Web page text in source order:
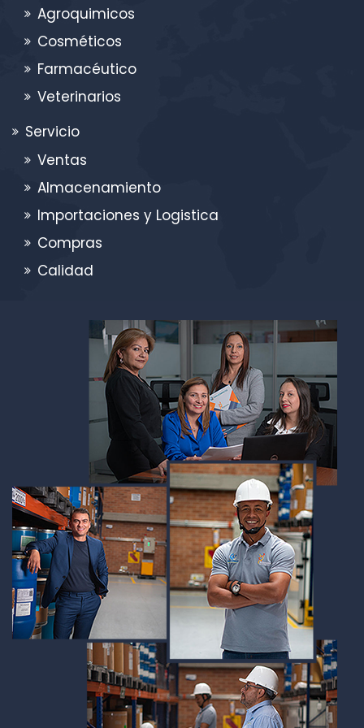
Agroquimicos
Cosméticos
Farmacéutico
Veterinarios
Servicio
Ventas
Almacenamiento
Importaciones y Logistica
Compras
Calidad